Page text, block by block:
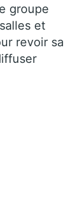
groupe
et
revoir sa